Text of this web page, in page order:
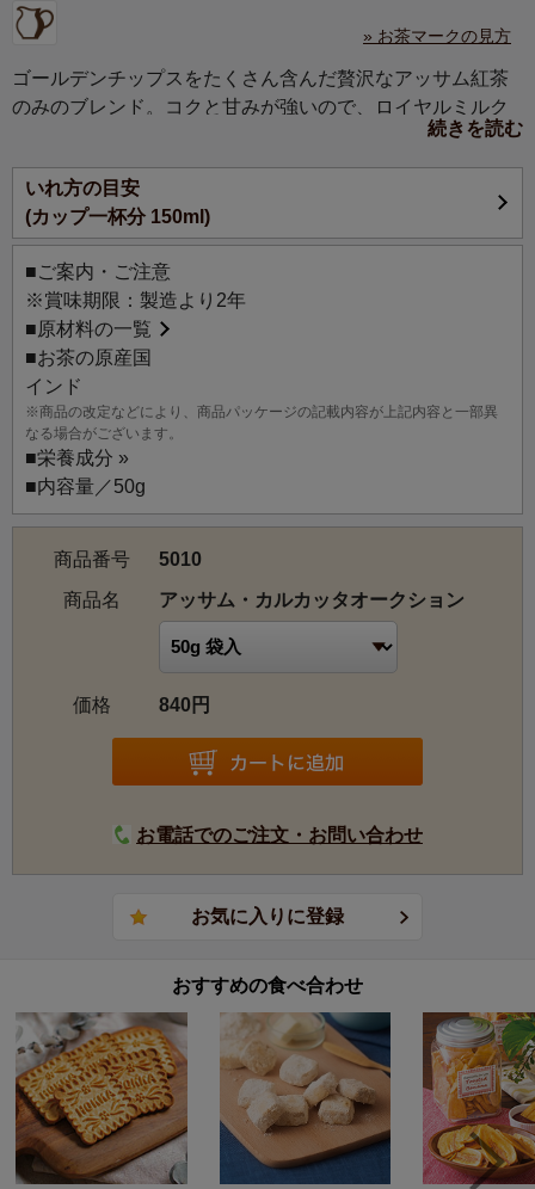
» お茶マークの見方
ゴールデンチップスをたくさん含んだ贅沢なアッサム紅茶
のみのブレンド。コクと甘みが強いので、ロイヤルミルク
ブロークンタイプとCTCタイプのアッサム茶をブレンドし
ています。CTCのもつしっかりしたボディーに、ブローク
ンタイプの甘い香りがうまく調和されています。
続きを読む
いれ方の目安
(カップ一杯分 150ml)
■ご案内・ご注意
※賞味期限：製造より2年
■原材料の一覧
■お茶の原産国
インド
※商品の改定などにより、商品パッケージの記載内容が上記内容と一部異
なる場合がございます。
■栄養成分 »
■内容量／50g
商品番号
5010
商品名
アッサム・カルカッタオークション
価格 840円
お電話でのご注文・お問い合わせ
おすすめの食べ合わせ